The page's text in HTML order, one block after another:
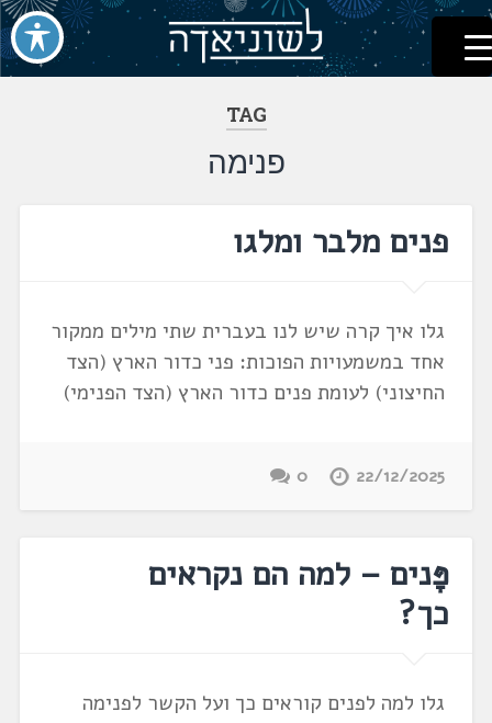
דלג
לתוכן
לשוניאדה
עברית. לשון. שפה
TAG
פנימה
פנים מלבר ומלגו
גלו איך קרה שיש לנו בעברית שתי מילים ממקור
אחד במשמעויות הפוכות: פני כדור הארץ (הצד
החיצוני) לעומת פנים כדור הארץ (הצד הפנימי)
22/12/2025
0
פָּנים – למה הם נקראים
כך?
גלו למה לפנים קוראים כך ועל הקשר לפנימה